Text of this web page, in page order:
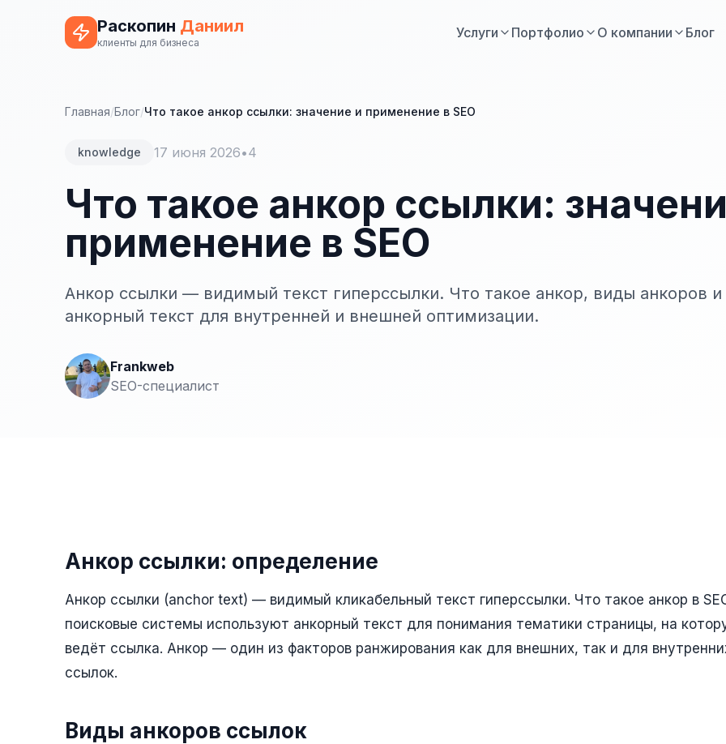
Раскопин Даниил
клиенты для бизнеса
Услуги Портфолио О компании Блог
Главная/Блог/Что такое анкор ссылки: значение и применение в SEO
knowledge 17 июня 2026•4
Что такое анкор ссылки:
применение в SEO
Анкор ссылки — видимый текст гиперссылки. Что такое анкор, виды анкоров и
анкорный текст для внутренней и внешней оптимизации.
Frankweb
SEO-специалист
Анкор ссылки: определение
Анкор ссылки (anchor text) — видимый кликабельный текст гиперссылки. Что такое анкор в
поисковые системы используют анкорный текст для понимания тематики страницы, на
ведёт ссылка. Анкор — один из факторов ранжирования как для внешних, так и для
ссылок.
Виды анкоров ссылок